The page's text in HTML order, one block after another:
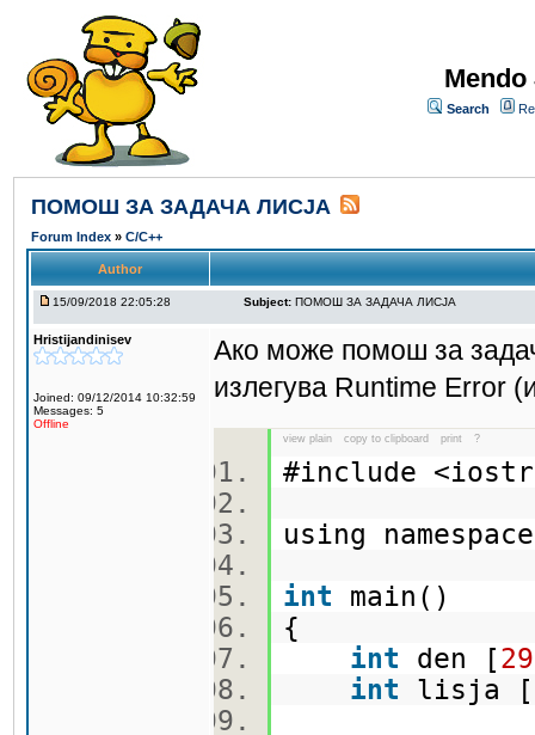
Search
ПОМОШ ЗА ЗАДАЧА ЛИСЈА
Forum Index » C/C++
Author
15/09/2018 22:05:28 Subject: ПОМОШ ЗА ЗАДАЧА ЛИСЈА
Hristijandinisev
Joined: 09/12/2014 10:32:59
Messages: 5
Offline
Ако може помош за
излегува Runtime Error
view plain copy to clipboard print ?
#include
using
int main()
{
int den [29
int lisja [